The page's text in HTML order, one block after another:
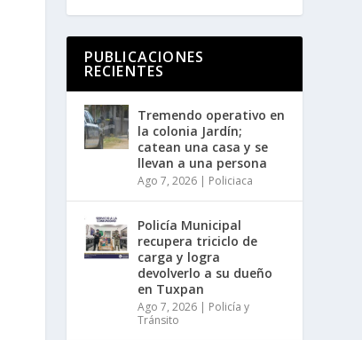
PUBLICACIONES
RECIENTES
Tremendo operativo en
la colonia Jardín;
catean una casa y se
llevan a una persona
Ago 7, 2026| Policiaca
Policía Municipal
recupera triciclo de
carga y logra
devolverlo a su dueño
en Tuxpan
Ago 7, 2026| Policía y
Tránsito